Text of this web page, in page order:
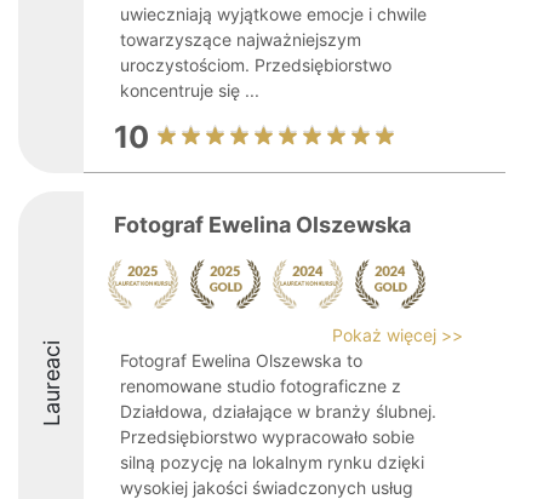
uwieczniają wyjątkowe emocje i chwile
towarzyszące najważniejszym
uroczystościom. Przedsiębiorstwo
koncentruje się ...
10
Laureaci
Fotograf Ewelina Olszewska
Pokaż więcej >>
Fotograf Ewelina Olszewska to
renomowane studio fotograficzne z
Działdowa, działające w branży ślubnej.
Przedsiębiorstwo wypracowało sobie
silną pozycję na lokalnym rynku dzięki
wysokiej jakości świadczonych usług